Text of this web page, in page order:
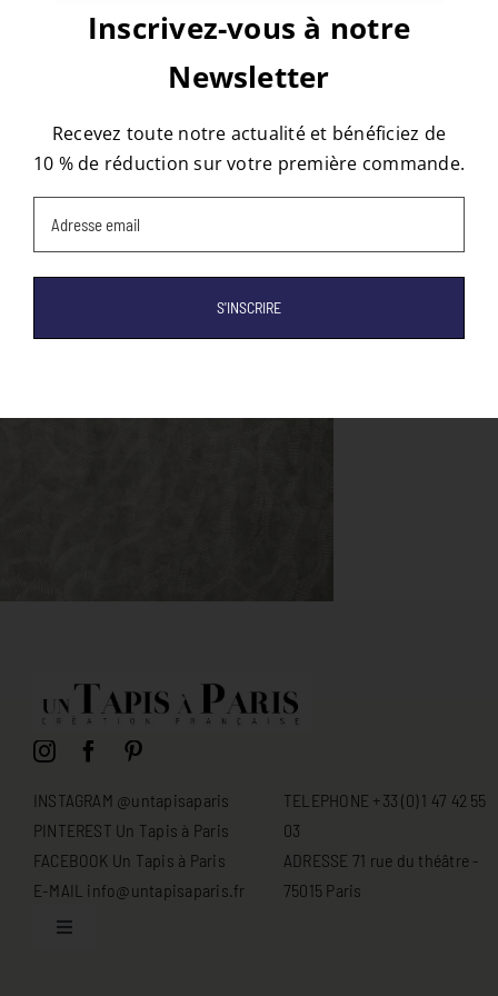
À propos de l'auteur :tapis
INSTAGRAM @untapisaparis
PINTEREST Un Tapis à Paris
FACEBOOK Un Tapis à Paris
E-MAIL info@untapisaparis.fr
TELEPHONE +33 (0) 1 47 42 55
03
ADRESSE 71 rue du théâtre -
75015 Paris
Toggle
Inscrivez-vous à notre
Newsletter
Recevez toute notre actualité et bénéficiez de
10 % de réduction sur votre première commande.